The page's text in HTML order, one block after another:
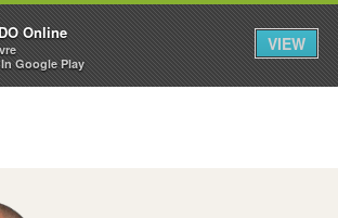
Assine Iniciar Sessão
Online
In Google Play
VIEW